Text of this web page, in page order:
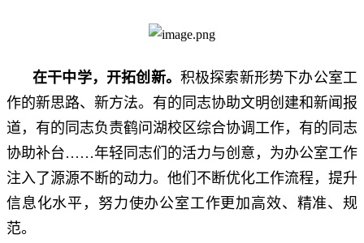
在干中学，开拓创新。 积极探索新形势下办公室工
作的新思路、新方法。有的同志协助文明创建和新闻报
道，有的同志负责鹤问湖校区综合协调工作，有的同志
协助补台……年轻同志们的活力与创意，为办公室工作
注入了源源不断的动力。他们不断优化工作流程，提升
信息化水平，努力使办公室工作更加高效、精准、规
范。